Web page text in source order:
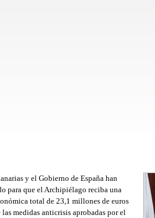
y el Gobierno de España han
para que el Archipiélago reciba una
total de 23,1 millones de euros
medidas anticrisis aprobadas por el